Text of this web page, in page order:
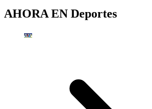
AHORA EN Deportes